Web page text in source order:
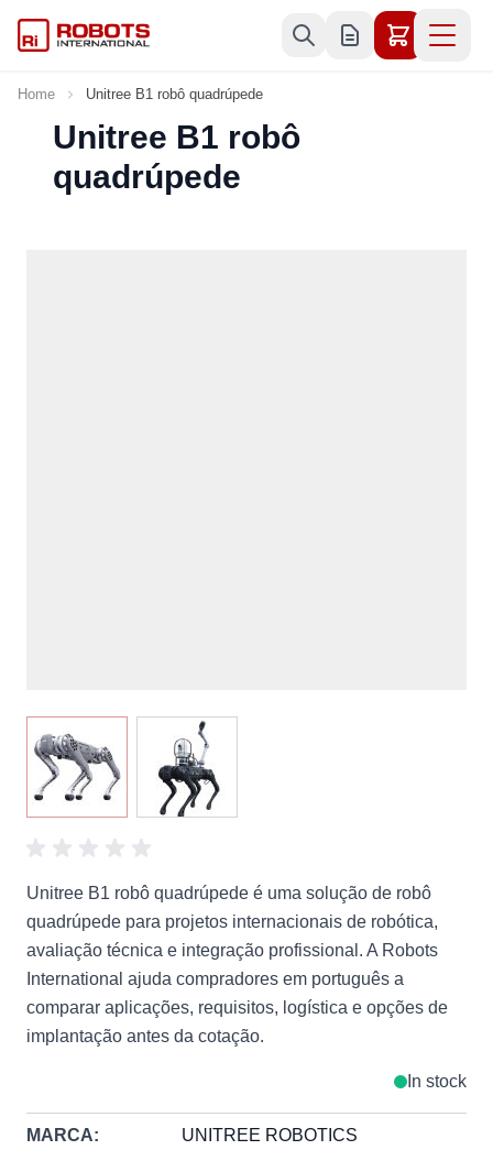
Home Unitree B1 robô quadrúpede
Unitree B1 robô
quadrúpede
View larger imageView larger image
Unitree B1 robô quadrúpede é uma solução de robô
quadrúpede para projetos internacionais de robótica,
avaliação técnica e integração profissional. A Robots
International ajuda compradores em português a
comparar aplicações, requisitos, logística e opções de
implantação antes da cotação.
In stock
MARCA: UNITREE ROBOTICS